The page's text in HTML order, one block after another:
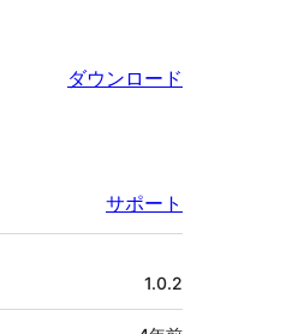
ダウンロード
サポート
1.0.2